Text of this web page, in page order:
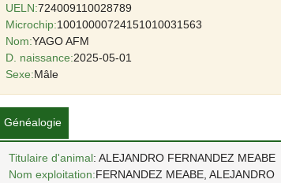
UELN:724009110028789
Microchip:10010000724151010031563
Nom:YAGO AFM
D. naissance:2025-05-01
Sexe:Mâle
Généalogie
Titulaire d'animal: ALEJANDRO FERNANDEZ MEABE
Nom exploitation:FERNANDEZ MEABE, ALEJANDRO